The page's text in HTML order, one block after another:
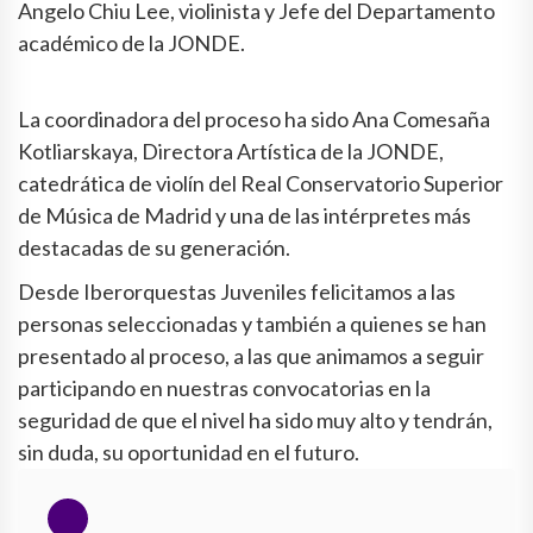
Angelo Chiu Lee, violinista y Jefe del Departamento
académico de la JONDE.
La coordinadora del proceso ha sido Ana Comesaña
Kotliarskaya, Directora Artística de la JONDE,
catedrática de violín del Real Conservatorio Superior
de Música de Madrid y una de las intérpretes más
destacadas de su generación.
Desde Iberorquestas Juveniles felicitamos a las
personas seleccionadas y también a quienes se han
presentado al proceso, a las que animamos a seguir
participando en nuestras convocatorias en la
seguridad de que el nivel ha sido muy alto y tendrán,
sin duda, su oportunidad en el futuro.